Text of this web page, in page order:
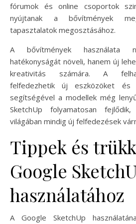
fórumok és online csoportok
nyújtanak a bővítmények
tapasztalatok megosztásához.
A bővítmények használata
hatékonyságát növeli, hanem új
kreativitás számára. A
felfedezhetik új eszközöket és
segítségével a modellek még
SketchUp folyamatosan
világában mindig új felfedezések
Tippek és
Google
használatához
A Google SketchUp